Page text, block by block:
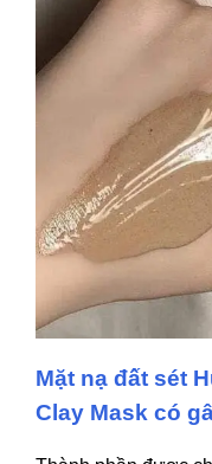
Mặt nạ đất sét
Clay Mask có